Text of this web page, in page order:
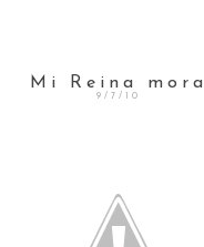
Mi Reina mora
9/7/10